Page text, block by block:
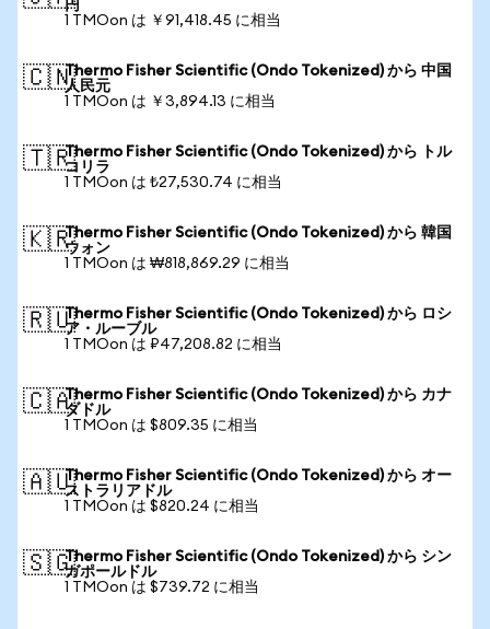
円
1 TMOon は ￥91,418.45 に相当
🇨🇳Thermo Fisher Scientific (Ondo Tokenized) から 中国
人民元
1 TMOon は ￥3,894.13 に相当
🇹🇷Thermo Fisher Scientific (Ondo Tokenized) から トル
コリラ
1 TMOon は ₺27,530.74 に相当
🇰🇷Thermo Fisher Scientific (Ondo Tokenized) から 韓国
ウォン
1 TMOon は ₩818,869.29 に相当
🇷🇺Thermo Fisher Scientific (Ondo Tokenized) から ロシ
ア・ルーブル
1 TMOon は ₽47,208.82 に相当
🇨🇦Thermo Fisher Scientific (Ondo Tokenized) から カナ
ダドル
1 TMOon は $809.35 に相当
🇦🇺Thermo Fisher Scientific (Ondo Tokenized) から オー
ストラリアドル
1 TMOon は $820.24 に相当
🇸🇬Thermo Fisher Scientific (Ondo Tokenized) から シン
ガポールドル
1 TMOon は $739.72 に相当